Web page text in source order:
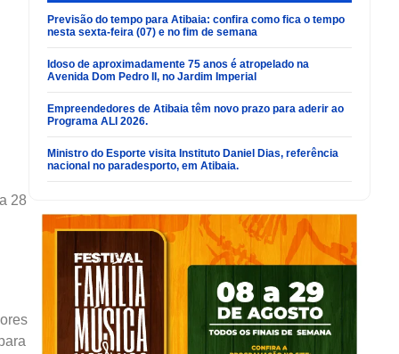
28
Previsão do tempo para Atibaia: confira como fica o tempo
nesta sexta-feira (07) e no fim de semana
Idoso de aproximadamente 75 anos é atropelado na
Avenida Dom Pedro II, no Jardim Imperial
Empreendedores de Atibaia têm novo prazo para aderir ao
Programa ALI 2026.
Ministro do Esporte visita Instituto Daniel Dias, referência
nacional no paradesporto, em Atibaia.